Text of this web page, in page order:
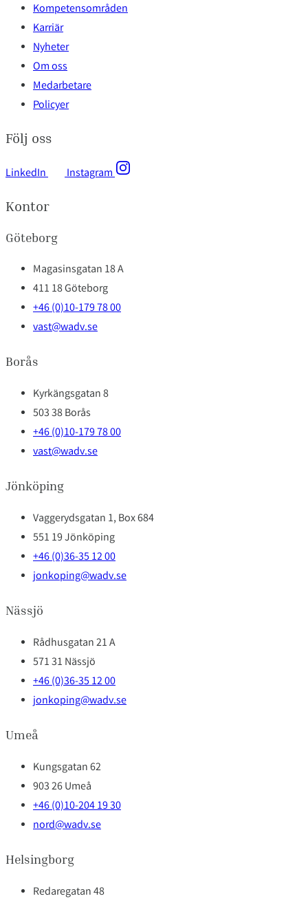
Kompetensområden
Karriär
Nyheter
Om oss
Medarbetare
Policyer
Följ oss
LinkedIn Instagram
Kontor
Göteborg
Magasinsgatan 18 A
411 18 Göteborg
+46 (0)10-179 78 00
vast@wadv.se
Borås
Kyrkängsgatan 8
503 38 Borås
+46 (0)10-179 78 00
vast@wadv.se
Jönköping
Vaggerydsgatan 1, Box 684
551 19 Jönköping
+46 (0)36-35 12 00
jonkoping@wadv.se
Nässjö
Rådhusgatan 21 A
571 31 Nässjö
+46 (0)36-35 12 00
jonkoping@wadv.se
Umeå
Kungsgatan 62
903 26 Umeå
+46 (0)10-204 19 30
nord@wadv.se
Helsingborg
Redaregatan 48